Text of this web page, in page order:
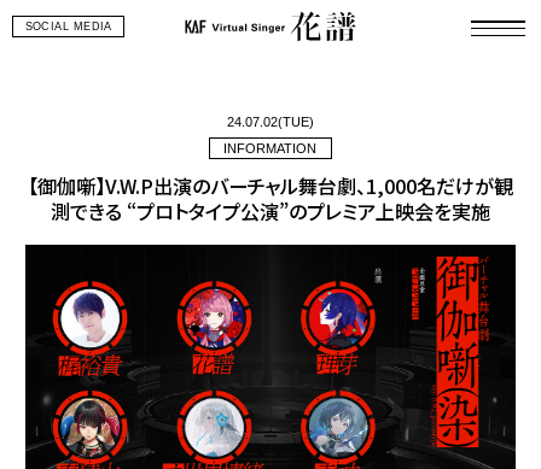
SOCIAL MEDIA
24.07.02(TUE)
INFORMATION
【御伽噺】V.W.P出演のバーチャル舞台劇、1,000名だけが観
測できる “プロトタイプ公演”のプレミア上映会を実施